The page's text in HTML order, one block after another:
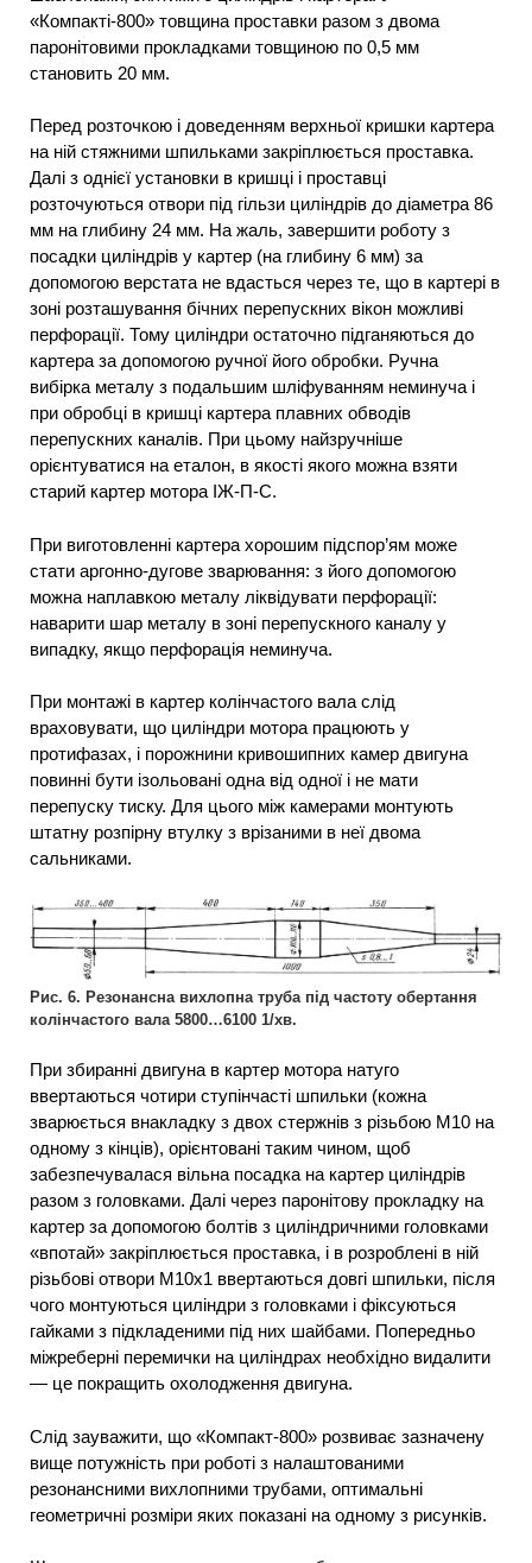
«Компакті-800» товщина проставки разом з двома
паронітовими прокладками товщиною по 0,5 мм
становить 20 мм.
Перед розточкою і доведенням верхньої кришки картера
на ній стяжними шпильками закріплюється проставка.
Далі з однієї установки в кришці і проставці
розточуються отвори під гільзи циліндрів до діаметра 86
мм на глибину 24 мм. На жаль, завершити роботу з
посадки циліндрів у картер (на глибину 6 мм) за
допомогою верстата не вдасться через те, що в картері в
зоні розташування бічних перепускних вікон можливі
перфорації. Тому циліндри остаточно підганяються до
картера за допомогою ручної його обробки. Ручна
вибірка металу з подальшим шліфуванням неминуча і
при обробці в кришці картера плавних обводів
перепускних каналів. При цьому найзручніше
орієнтуватися на еталон, в якості якого можна взяти
старий картер мотора ІЖ-П-С.
При виготовленні картера хорошим підспор’ям може
стати аргонно-дугове зварювання: з його допомогою
можна наплавкою металу ліквідувати перфорації:
наварити шар металу в зоні перепускного каналу у
випадку, якщо перфорація неминуча.
При монтажі в картер колінчастого вала слід
враховувати, що циліндри мотора працюють у
протифазах, і порожнини кривошипних камер двигуна
повинні бути ізольовані одна від одної і не мати
перепуску тиску. Для цього між камерами монтують
штатну розпірну втулку з врізаними в неї двома
сальниками.
Рис. 6. Резонансна вихлопна труба під частоту обертання
колінчастого вала 5800…6100 1/хв.
При збиранні двигуна в картер мотора натуго
ввертаються чотири ступінчасті шпильки (кожна
зварюється внакладку з двох стержнів з різьбою М10 на
одному з кінців), орієнтовані таким чином, щоб
забезпечувалася вільна посадка на картер циліндрів
разом з головками. Далі через паронітову прокладку на
картер за допомогою болтів з циліндричними головками
«впотай» закріплюється проставка, і в розроблені в ній
різьбові отвори М10х1 ввертаються довгі шпильки, після
чого монтуються циліндри з головками і фіксуються
гайками з підкладеними під них шайбами. Попередньо
міжреберні перемички на циліндрах необхідно видалити
— це покращить охолодження двигуна.
Слід зауважити, що «Компакт-800» розвиває зазначену
вище потужність при роботі з налаштованими
резонансними вихлопними трубами, оптимальні
геометричні розміри яких показані на одному з рисунків.